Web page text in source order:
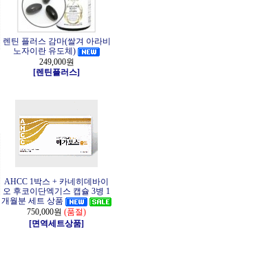
렌틴 플러스 감마(쌀겨 아라비
노자이란 유도체)
249,000원
[렌틴플러스]
AHCC 1박스 + 카네히데바이
오 후코이단엑기스 캡슐 3병 1
개월분 세트 상품
750,000원 (품절)
[면역세트상품]